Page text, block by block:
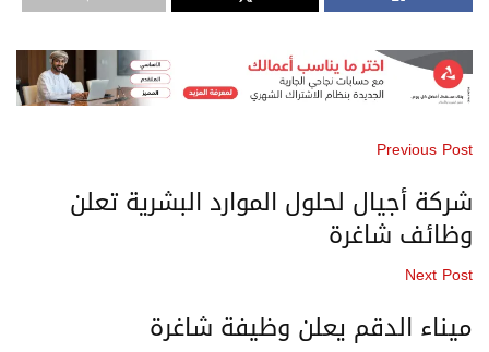
Previous Post
شركة أجيال لحلول الموارد البشرية تعلن
وظائف شاغرة
Next Post
ميناء الدقم يعلن وظيفة شاغرة